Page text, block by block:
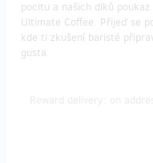
pocitu a našich díků
Ultimate Coffee. Přijeď se
kde ti zkušení baristé
gusta.